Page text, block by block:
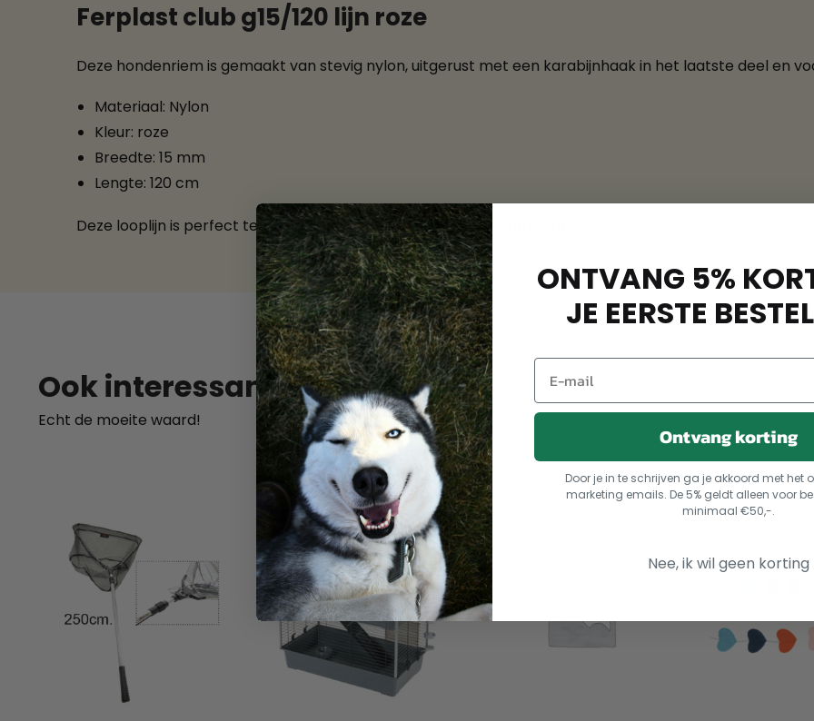
Ferplast club g15/120 lijn roze
Deze hondenriem is gemaakt van stevig nylon, uitgerust met een karabijnhaak in het laatste deel en
Materiaal: Nylon
Kleur: roze
Breedte: 15 mm
Lengte: 120 cm
Deze looplijn is perfect te combineren met een bijpassende
SKU: 8010690105840 Categorieën: Hondenaccessoires,
Ook interessant
Echt de moeite waard!
ONTVANG 5%
JE EERSTE
Ontvang korting
Door je in te schrijven ga je akkoord met het
marketing emails. De 5% geldt alleen voor
minimaal €50,-.
Nee, ik wil geen korting